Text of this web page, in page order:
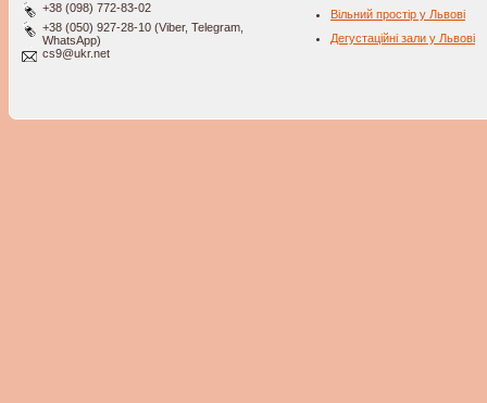
+38 (098) 772-83-02
+38 (050) 927-28-10 (Viber, Telegram,
WhatsApp)
cs9@ukr.net
Вільний простір у Львові
Дегустаційні зали у Львові